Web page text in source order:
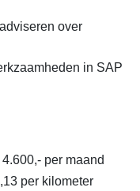
over
in SAP
per maand
per kilometer